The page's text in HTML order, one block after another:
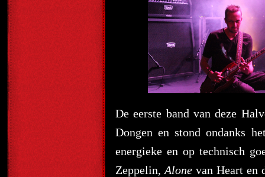
De eerste band van deze
Dongen en stond ondanks
energieke en op technisch
Zeppelin,Alone van Heart en